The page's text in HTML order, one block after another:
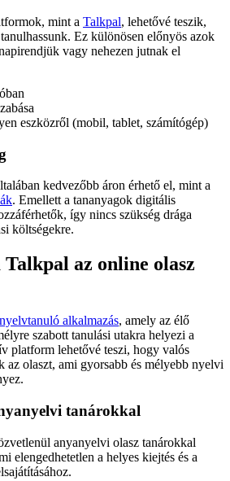
mint a Talkpal, lehetővé teszik,
Ez különösen előnyös azok
vagy nehezen jutnak el
eszközről (mobil, tablet, számítógép)
kedvezőbb áron érhető el, mint a
. Emellett a tananyagok digitális
így nincs szükség drága
költségekre.
az online olasz
nyelvtanuló alkalmazás, amely az élő
szabott tanulási utakra helyezi a
platform lehetővé teszi, hogy valós
az olaszt, ami gyorsabb és mélyebb nyelvi
tanárokkal
anyanyelvi olasz tanárokkal
elengedhetetlen a helyes kiejtés és a